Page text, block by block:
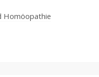
Homöopathie